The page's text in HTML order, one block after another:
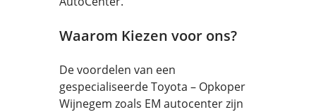
Waarom Kiezen voor ons?
De voordelen van een
gespecialiseerde Toyota – Opkoper
Wijnegem zoals EM autocenter zijn